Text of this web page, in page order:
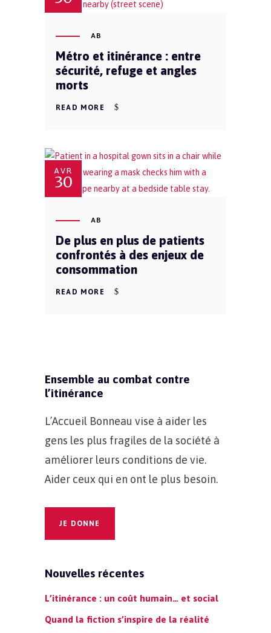
AB
Métro et itinérance : entre
sécurité, refuge et angles
morts
READ MORE
AVR
30
AB
De plus en plus de patients
confrontés à des enjeux de
consommation
READ MORE
Ensemble au combat contre
l’itinérance
L’Accueil Bonneau vise à aider les
gens les plus fragiles de la société à
améliorer leurs conditions de vie.
Aider ceux qui en ont le plus besoin.
JE DONNE
Nouvelles récentes
L’itinérance : un coût humain… et social
Quand la fiction s’inspire de la réalité